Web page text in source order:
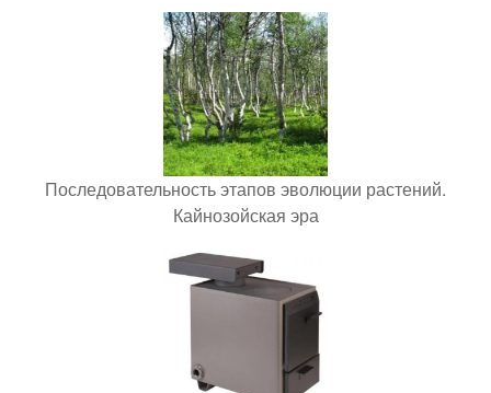
Последовательность этапов эволюции растений.
Кайнозойская эра